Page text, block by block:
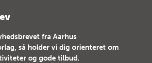
fra Aarhus
så holder vi dig orienteret om
og gode tilbud.